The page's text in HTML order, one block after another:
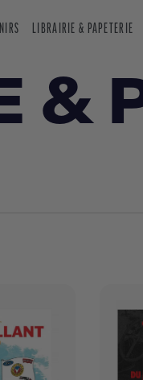
LIBRAIRIE & PAPETERIE
&